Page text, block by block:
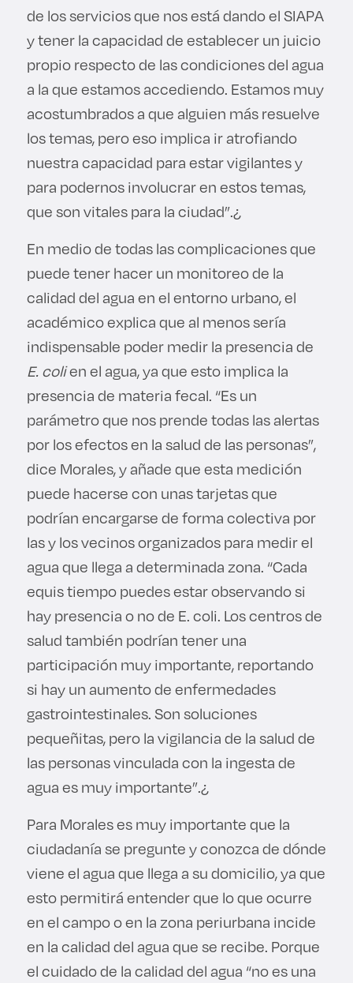
de los servicios que nos está dando el SIAPA
y tener la capacidad de establecer un juicio
propio respecto de las condiciones del agua
a la que estamos accediendo. Estamos muy
acostumbrados a que alguien más resuelve
los temas, pero eso implica ir atrofiando
nuestra capacidad para estar vigilantes y
para podernos involucrar en estos temas,
que son vitales para la ciudad”.¿
En medio de todas las complicaciones que
puede tener hacer un monitoreo de la
calidad del agua en el entorno urbano, el
académico explica que al menos sería
indispensable poder medir la presencia de
E. colien el agua, ya que esto implica la
presencia de materia fecal. “Es un
parámetro que nos prende todas las alertas
por los efectos en la salud de las personas”,
dice Morales, y añade que esta medición
puede hacerse con unas tarjetas que
podrían encargarse de forma colectiva por
las y los vecinos organizados para medir el
agua que llega a determinada zona. “Cada
equis tiempo puedes estar observando si
hay presencia o no de E. coli. Los centros de
salud también podrían tener una
participación muy importante, reportando
si hay un aumento de enfermedades
gastrointestinales. Son soluciones
pequeñitas, pero la vigilancia de la salud de
las personas vinculada con la ingesta de
agua es muy importante”.¿
Para Morales es muy importante que la
ciudadanía se pregunte y conozca de dónde
viene el agua que llega a su domicilio, ya que
esto permitirá entender que lo que ocurre
en el campo o en la zona periurbana incide
en la calidad del agua que se recibe. Porque
el cuidado de la calidad del agua “no es una